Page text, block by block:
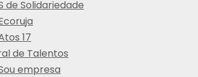
de Solidariedade
17
de Talentos
empresa